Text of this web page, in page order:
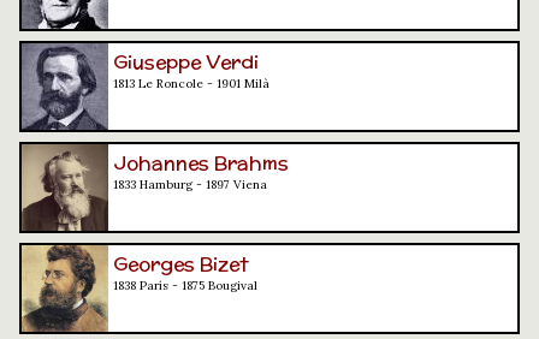
Giuseppe Verdi
1813 Le Roncole - 1901 Milà
Johannes Brahms
1833 Hamburg - 1897 Viena
Georges Bizet
1838 París - 1875 Bougival